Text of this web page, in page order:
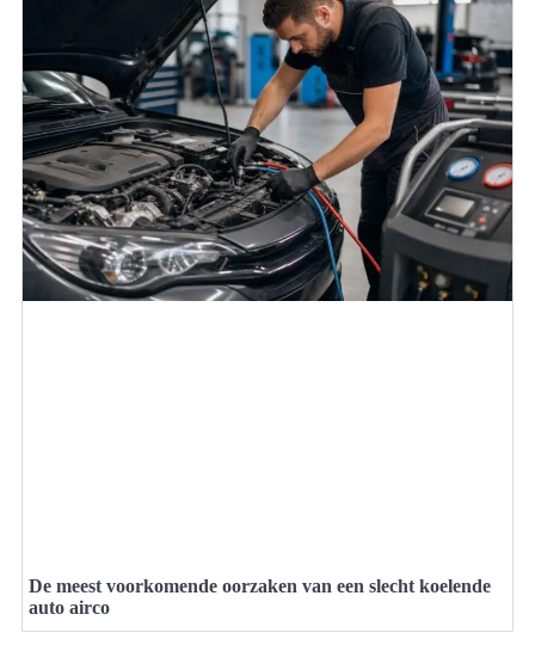
De meest voorkomende oorzaken van een slecht koelende
auto airco